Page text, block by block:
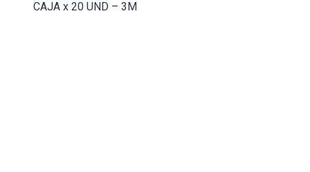
CAJA x 20 UND – 3M